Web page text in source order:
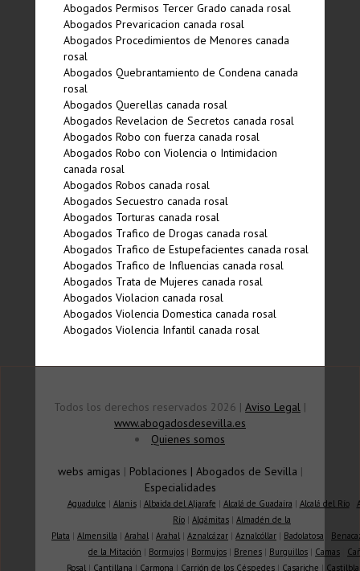
Abogados Permisos Tercer Grado canada rosal
Abogados Prevaricacion canada rosal
Abogados Procedimientos de Menores canada
rosal
Abogados Quebrantamiento de Condena canada
rosal
Abogados Querellas canada rosal
Abogados Revelacion de Secretos canada rosal
Abogados Robo con fuerza canada rosal
Abogados Robo con Violencia o Intimidacion
canada rosal
Abogados Robos canada rosal
Abogados Secuestro canada rosal
Abogados Torturas canada rosal
Abogados Trafico de Drogas canada rosal
Abogados Trafico de Estupefacientes canada rosal
Abogados Trafico de Influencias canada rosal
Abogados Trata de Mujeres canada rosal
Abogados Violacion canada rosal
Abogados Violencia Domestica canada rosal
Abogados Violencia Infantil canada rosal
Todos los derechos reservados 2026 | Aviso Legal |
www.abogadosdesevilla.es
Quienes somos
webs amigas | Poblaciones | Abogados de Sevilla |
Especialidades
Aguadulce | Alanis| Albaida del Aljarafe | Alcalá de Guadaíra | Alcalá del Río|
Río | Algámitas | Almadén de la
Plata | Almensilla | Arahal | Arahal | Aznalcázar | Aznalcóllar | Badolatosa
de la Mitación | Bormujos | Bormujos | Brenes | Burguillos | Camas
Rosal | Cantillana | Carmona | Carrión de los Céspedes | Casariche |